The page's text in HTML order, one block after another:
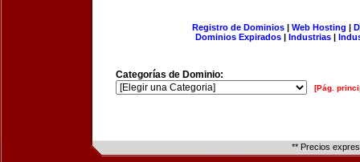
Registro de Dominios| Web Hosting |
Dominios Expirados | Industrias |
Categorías de Dominio:
[Pág.
** Precios